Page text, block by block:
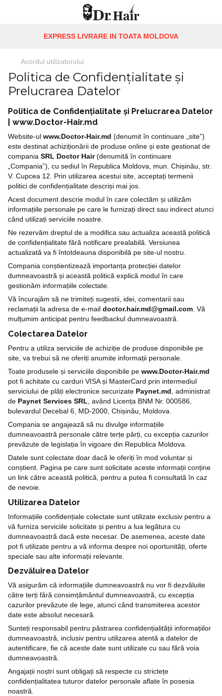
EXPRESS LIVRARE IN TOATA MOLDOVA
Acordul utilizatorului
Politica de Confidențialitate și
Prelucrarea Datelor
Politica de Confidențialitate și Prelucrarea Datelor
www.Doctor-Hair.md
Website-ul www.Doctor-Hair.md (denumit în continuare „site”)
este destinat achiziționării de produse online și este gestionat de
compania SRL Doctor Hair(denumită în continuare
„Compania”), cu sediul în Republica Moldova, mun. Chișinău, str.
V. Cupcea 12. Prin utilizarea acestui site, acceptați termenii
politici de confidențialitate descriși mai jos.
Acest document descrie modul în care colectăm și utilizăm
informațiile personale pe care le furnizați direct sau indirect atunci
când utilizați serviciile noastre.
Ne rezervăm dreptul de a modifica sau actualiza această politică
de confidențialitate fără notificare prealabilă. Versiunea
actualizată va fi întotdeauna disponibilă pe site-ul nostru.
Compania conștientizează importanța protecției datelor
dumneavoastră și această politică explică modul în care
gestionăm informațiile colectate.
Vă încurajăm să ne trimiteți sugestii, idei, comentarii sau
reclamații la adresa de e-mail doctor.hair.md@gmail.com . Vă
mulțumim anticipat pentru feedbackul dumneavoastră.
Colectarea Datelor
Pentru a utiliza serviciile de achiziție de produse disponibile pe
site, va trebui să ne oferiți anumite informații personale.
Toate produsele și serviciile disponibile pe www.Doctor-Hair.md
pot fi achitate cu carduri VISA și MasterCard prin intermediul
serviciului de plăți electronice securizate Paynet.md , administrat
de Paynet Services SRL , având Licența BNM Nr. 000586,
bulevardul Decebal 6, MD-2000, Chișinău, Moldova.
Compania se angajează să nu divulge informațiile
dumneavoastră personale către terțe părți, cu excepția cazurilor
prevăzute de legislația în vigoare din Republica Moldova.
Datele sunt colectate doar dacă le oferiți în mod voluntar și
conștient. Pagina pe care sunt solicitate aceste informații conține
un link către această politică, pentru a putea fi consultată în caz
de nevoie.
Utilizarea Datelor
Informațiile confidențiale colectate sunt utilizate exclusiv pentru a
vă furniza serviciile solicitate și pentru a lua legătura cu
dumneavoastră dacă este necesar. De asemenea, aceste date
pot fi utilizate pentru a vă informa despre noi oportunități, oferte
speciale sau alte informații relevante.
Dezvăluirea Datelor
Vă asigurăm că informațiile dumneavoastră nu vor fi dezvăluite
către terți fără consimțământul dumneavoastră, cu excepția
cazurilor prevăzute de lege, atunci când transmiterea acestor
date este absolut necesară.
Sunteți responsabil pentru păstrarea confidențialității informațiilor
dumneavoastră, inclusiv pentru utilizarea atentă a datelor de
autentificare, fie că aceste date sunt utilizate cu sau fără voia
dumneavoastră.
Angajații noștri sunt obligați să respecte cu strictețe
confidențialitatea tuturor datelor personale aflate în posesia
noastră.